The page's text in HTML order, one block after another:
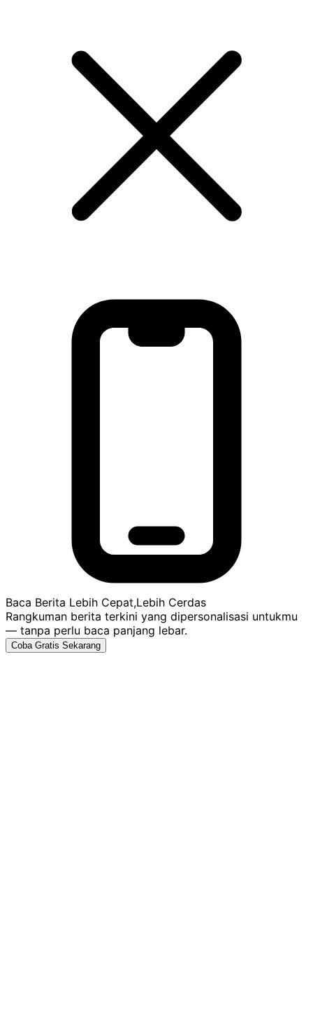
Baca Berita Lebih Cepat,Lebih Cerdas
Rangkuman berita terkini yang dipersonalisasi untukmu
— tanpa perlu baca panjang lebar.
Coba Gratis Sekarang